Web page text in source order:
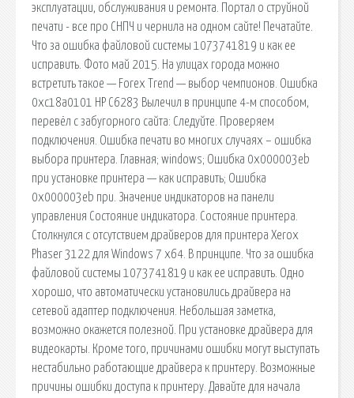
эксплуатации, обслуживания и ремонта. Портал о струйной
печати - все про СНПЧ и чернила на одном сайте! Печатайте.
Что за ошибка файловой системы 1073741819 и как ее
исправить. Фото май 2015. На улицах города можно
встретить такое — Forex Trend — выбор чемпионов. Ошибка
0xc18a0101 HP C6283 Вылечил в принципе 4-м способом,
перевёл с забугорного сайта: Следуйте. Проверяем
подключения. Ошибка печати во многих случаях – ошибка
выбора принтера. Главная; windows; Ошибка 0x000003eb
при установке принтера — как исправить; Ошибка
0x000003eb при. Значение индикаторов на панели
управления Состояние индикатора. Состояние принтера.
Столкнулся с отсутствием драйверов для принтера Xerox
Phaser 3122 для Windows 7 x64. В принципе. Что за ошибка
файловой системы 1073741819 и как ее исправить. Одно
хорошо, что автоматически установились драйвера на
сетевой адаптер подключения. Небольшая заметка,
возможно окажется полезной. При установке драйвера для
видеокарты. Кроме того, причинами ошибки могут выступать
нестабильно работающие драйвера к принтеру. Возможные
причины ошибки доступа к принтеру. Давайте для начала